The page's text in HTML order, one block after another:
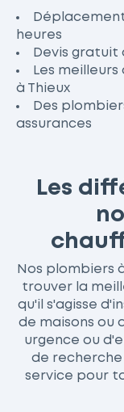
Déplacement
heures
Devis
Les
à Thieux
Des
assurances
Les
Nos plombiers
trouver la
qu'il s'agisse
de maisons ou
urgence ou
de recherche
service pour